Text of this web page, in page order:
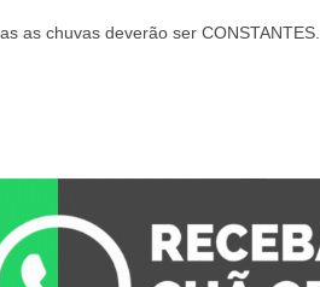
as chuvas deverão ser CONSTANTES.